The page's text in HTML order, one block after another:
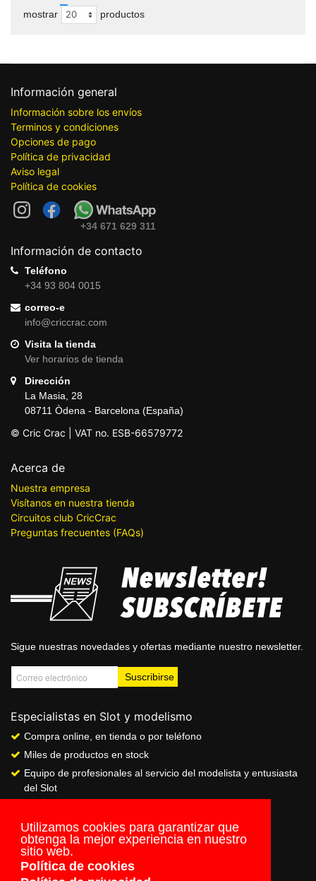
Utilizamos cookies para garantizar que
obtenga la mejor experiencia en nuestro
sitio web.
Política de cookies
mostrar productos
Información general
Información sobre los envíos
Terminos y condiciones
Opciones de pago
Política de privacidad
Aviso legal
Política de cookies
+34 671 629 311
Información de contacto
Teléfono
+34 93 804 0015
correo-e
info@criccrac.com
Visita la tienda
Ver horarios de tienda
Dirección
La Masia, 28
08711 Òdena - Barcelona (España)
© Cric Crac | VAT no. ESB-66579772
Acerca de
Nuestra empresa
Visítanos en nuestra tienda
Circuitos club CricCrac
Preguntas frecuentes (FAQs)
Sigue nuestras novedades y ofertas mediante nuestro newsletter.
Especialistas en Slot y modelismo
Compra online, en tienda o por teléfono
Miles de productos en stock
Equipo de profesionales al servicio del modelista y entusiasta
del Slot
Servicio de pago seguro online
Envios a todo el mundo